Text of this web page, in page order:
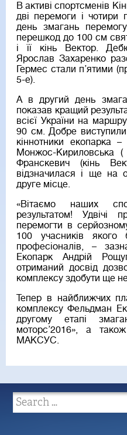
В активі спортсменів
дві перемоги і чотири
день змагань
перешкод до 100 см
і її кінь Вектор.
Ярослав Захаренко
Гермес стали п’ятими
5-е).
А в другий день
показав кращий
всієї України на
90 см. Добре
кіннотники екопарка
Монжос-Кириловська
Франскевич (кінь
відзначилася і ще на
друге місце.
«Вітаємо наших
результатом!
перемогти в
100 учасників якого
професіоналів, –
Екопарк Андрій
отриманий досвід
комплексу здобути ще
Тепер в найближчих
комплексу Фельдман
другому етапі
моторс’2016», а
МАКСУС.